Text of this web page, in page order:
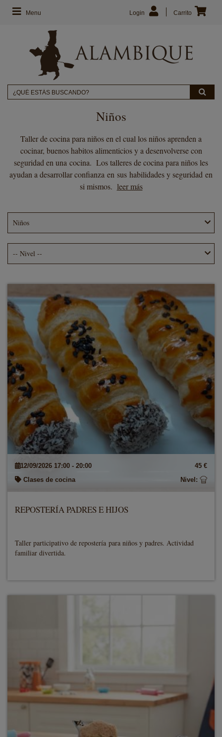
Menu Carrito
Login
Niños
Taller de cocina para niños en el cual los niños aprenden a
cocinar, buenos habitos alimenticios y a desenvolverse con
seguridad en una cocina. Los talleres de cocina para niños les
ayudan a desarrollar confianza en sus habilidades y seguridad en
si mismos. leer más
12/09/2026 17:00 - 20:00
45 €
Clases de cocina
Nivel:
REPOSTERÍA PADRES E HIJOS
Taller participativo de repostería para niños y padres. Actividad
familiar divertida.